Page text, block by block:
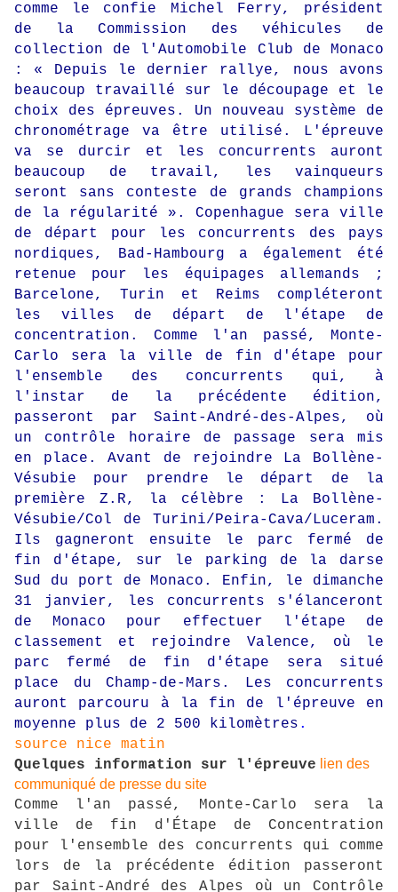
comme le confie Michel Ferry, président
de la Commission des véhicules de
collection de l'Automobile Club de Monaco
: « Depuis le dernier rallye, nous avons
beaucoup travaillé sur le découpage et le
choix des épreuves. Un nouveau système de
chronométrage va être utilisé. L'épreuve
va se durcir et les concurrents auront
beaucoup de travail, les vainqueurs
seront sans conteste de grands champions
de la régularité ». Copenhague sera ville
de départ pour les concurrents des pays
nordiques, Bad-Hambourg a également été
retenue pour les équipages allemands ;
Barcelone, Turin et Reims compléteront
les villes de départ de l'étape de
concentration. Comme l'an passé, Monte-
Carlo sera la ville de fin d'étape pour
l'ensemble des concurrents qui, à
l'instar de la précédente édition,
passeront par Saint-André-des-Alpes, où
un contrôle horaire de passage sera mis
en place. Avant de rejoindre La Bollène-
Vésubie pour prendre le départ de la
première Z.R, la célèbre : La Bollène-
Vésubie/Col de Turini/Peira-Cava/Luceram.
Ils gagneront ensuite le parc fermé de
fin d'étape, sur le parking de la darse
Sud du port de Monaco. Enfin, le dimanche
31 janvier, les concurrents s'élanceront
de Monaco pour effectuer l'étape de
classement et rejoindre Valence, où le
parc fermé de fin d'étape sera situé
place du Champ-de-Mars. Les concurrents
auront parcouru à la fin de l'épreuve en
moyenne plus de 2 500 kilomètres .
source nice matin
Quelques information sur l'épreuve ien des
communiqué de presse du site
Comme l'an passé, Monte-Carlo sera la
ville de fin d'Étape de Concentration
pour l'ensemble des concurrents qui comme
lors de la précédente édition passeront
par Saint-André des Alpes où un Contrôle